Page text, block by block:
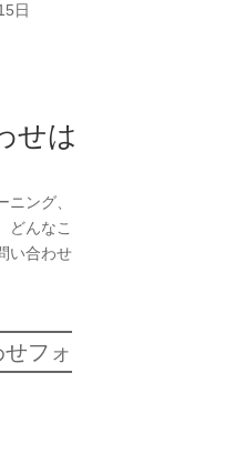
日
せは
ニング、
どんなこ
い合わせ
フォ